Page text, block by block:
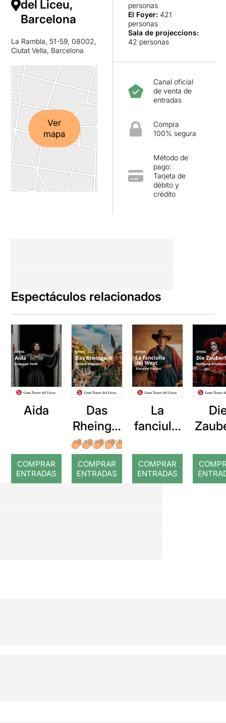
del Liceu,
Barcelona
La Rambla, 51-59, 08002,
Ciutat Vella, Barcelona
Ver
mapa
personas
El Foyer: 421
personas
Sala de projeccions:
42 personas
Canal oficial
de venta de
entradas
Compra
100% segura
Método de
pago:
Tarjeta de
débito y
crédito
Espectáculos relacionados
Aida
COMPRAR
ENTRADAS
Das
Rheingol
d
COMPRAR
ENTRADAS
La
fanciulla
COMPRAR
ENTRADAS